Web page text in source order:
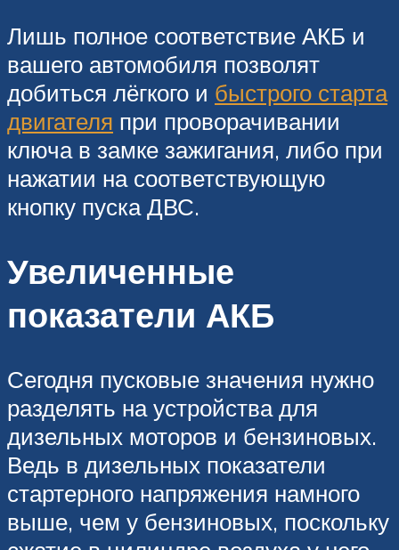
Лишь полное соответствие АКБ и
вашего автомобиля позволят
добиться лёгкого и быстрого старта
двигателя при проворачивании
ключа в замке зажигания, либо при
нажатии на соответствующую
кнопку пуска ДВС.
Увеличенные
показатели АКБ
Сегодня пусковые значения нужно
разделять на устройства для
дизельных моторов и бензиновых.
Ведь в дизельных показатели
стартерного напряжения намного
выше, чем у бензиновых, поскольку